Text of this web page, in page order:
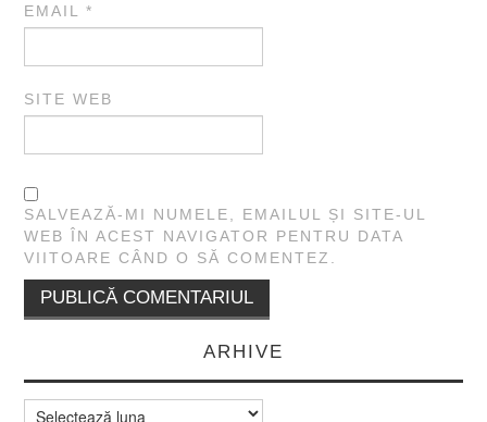
EMAIL*
SITE WEB
SALVEAZĂ-MI NUMELE, EMAILUL ȘI SITE-UL
WEB ÎN ACEST NAVIGATOR PENTRU DATA
VIITOARE CÂND O SĂ COMENTEZ.
ARHIVE
Arhive